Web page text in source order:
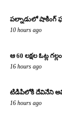
పల్నాడులో షాకింగ్
10 hours ago
ఆ 60 లక్షల ఓట్ల
16 hours ago
టిడిపిలోకి దేవినేని
16 hours ago